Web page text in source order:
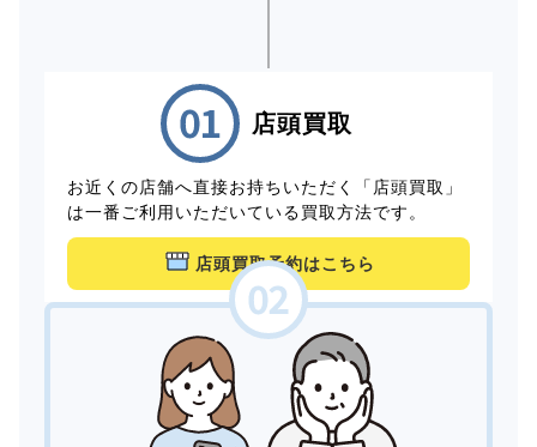
店頭買取
お近くの店舗へ直接お持ちいただく「店頭買取」
は一番ご利用いただいている買取方法です。
店頭買取予約はこちら